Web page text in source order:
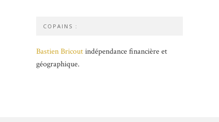
COPAINS :
Bastien Bricoutindépendance financière et
géographique.